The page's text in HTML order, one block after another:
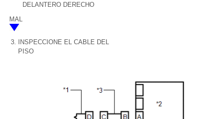
DELANTERO DERECHO
MAL
3.
INSPECCIONE EL CABLE DEL
PISO